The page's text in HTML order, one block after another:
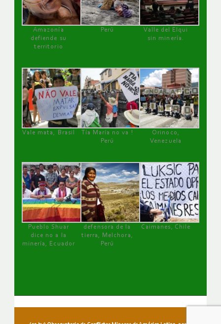
Amazonía
defiende su
territorio
Perú
Valle del Elqui
sin minería.
Vale mata, Brasil
Tía María no va !
Perú
Orinoco,
Venezuela
Pueblo Shuar
dice no a la
minería, Ecuador
defensora de la
tierra, Melchora,
Perú
Caimanes, Chile